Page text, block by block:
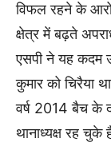
विफल रहने के
क्षेत्र में बढ़ते
एसपी ने यह कदम
कुमार को चिरैया
वर्ष 2014 बैच के
थानाध्यक्ष रह